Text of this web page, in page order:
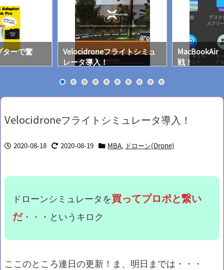
ターで驚
Velocidroneフライトシミュ
レータ導入！
MacBookAir
戦！
Velocidroneフライトシミュレータ導入！
2020-08-18 2020-08-19 MBA, ドローン(Drone)
ドローンシミュレータを買ってプロポと繋い
だ・・・というキロク
ここのところ連日の更新！ま、明日までは・・・